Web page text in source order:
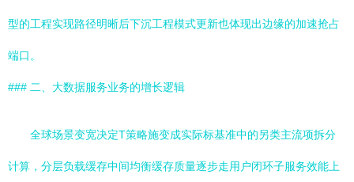
型的工程实现路径明晰后下沉工程模式更新也体现出边缘的加速抢占
端口。
### 二、大数据服务业务的增长逻辑
全球场景变宽决定T策略施变成实际标基准中的另类主流项拆分
计算，分层负载缓存中间均衡缓存质量逐步走用户闭环子服务效能上